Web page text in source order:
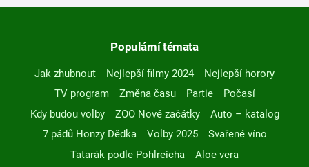
Populární témata
Jak zhubnout Nejlepší filmy 2024
Nejlepší horory
TV program
Změna času Partie
Počasí
Kdy budou volby
ZOO Nové začátky
Auto – katalog
7 pádů Honzy Dědka
Volby 2025
Svařené víno
Tatarák podle Pohlreicha
Aloe vera